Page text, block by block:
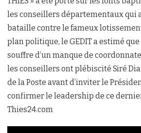
les conseillers départementaux qui
bataille contre le fameux
plan politique, le GEDIT a estimé
souffre d’un manque de
les conseillers ont plébiscité Siré
de la Poste avant d’inviter le
confirmer le leadership de ce
Thies24.com